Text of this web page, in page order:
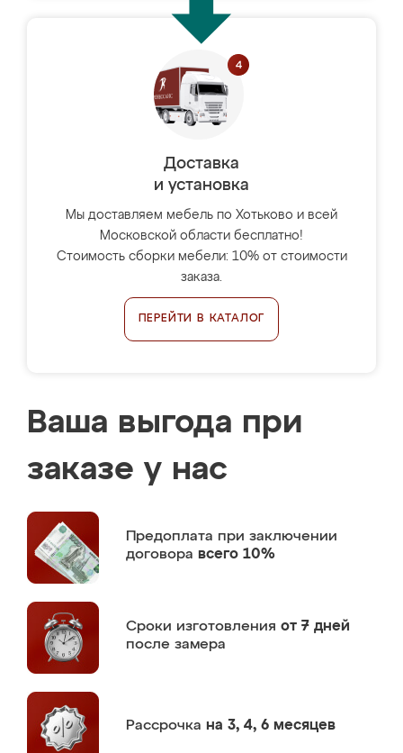
Доставка
и установка
Мы доставляем мебель по Хотьково и всей
Московской области бесплатно!
Стоимость сборки мебели: 10% от стоимости
заказа.
ПЕРЕЙТИ В КАТАЛОГ
Ваша выгода при
заказе у нас
Предоплата при заключении
договора всего 10%
Сроки изготовления от 7 дней
после замера
Рассрочка на 3, 4, 6 месяцев